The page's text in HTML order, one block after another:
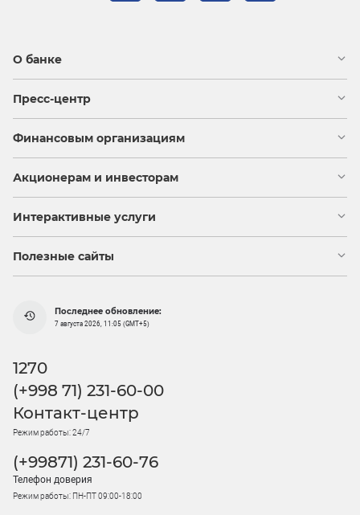
О банке
Пресс-центр
Финансовым организациям
Акционерам и инвесторам
Интерактивные услуги
Полезные сайты
Последнее обновление:
7 августа 2026, 11:05 (GMT+5)
1270
(+998 71) 231-60-00
Контакт-центр
Режим работы: 24/7
(+99871) 231-60-76
Телефон доверия
Режим работы: ПН-ПТ 09:00-18:00